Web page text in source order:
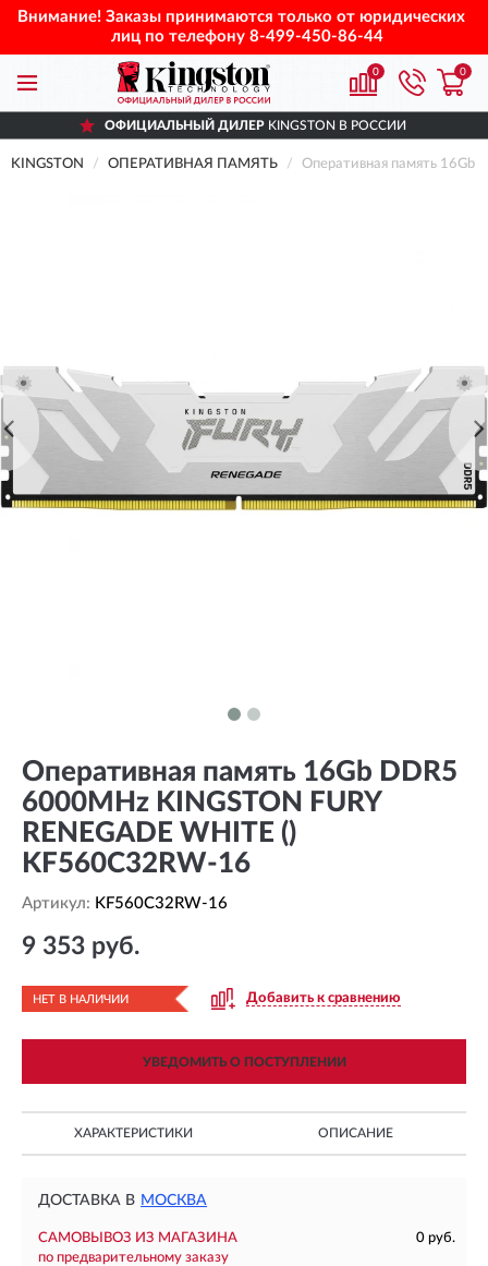
Внимание! Заказы принимаются только от юридических
лиц по телефону 8-499-450-86-44
0 0
ОФИЦИАЛЬНЫЙ ДИЛЕР KINGSTON В РОССИИ
KINGSTON ОПЕРАТИВНАЯ ПАМЯТЬ Оперативная память 16Gb
Оперативная память 16Gb DDR5
6000MHz KINGSTON FURY
RENEGADE WHITE ()
KF560C32RW-16
Артикул: KF560C32RW-16
9 353 руб.
НЕТ В НАЛИЧИИ Добавить к сравнению
УВЕДОМИТЬ О ПОСТУПЛЕНИИ
ХАРАКТЕРИСТИКИ ОПИСАНИЕ
ДОСТАВКА В МОСКВА
САМОВЫВОЗ ИЗ МАГАЗИНА
0 руб.
по предварительному заказу